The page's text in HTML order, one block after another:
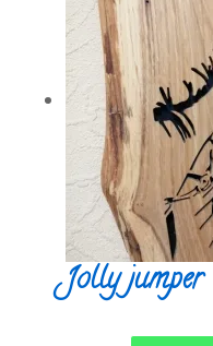
Jolly jumper